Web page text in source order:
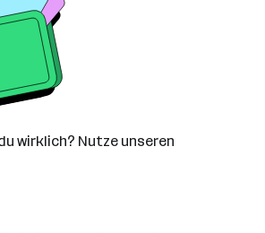
wirklich? Nutze unseren